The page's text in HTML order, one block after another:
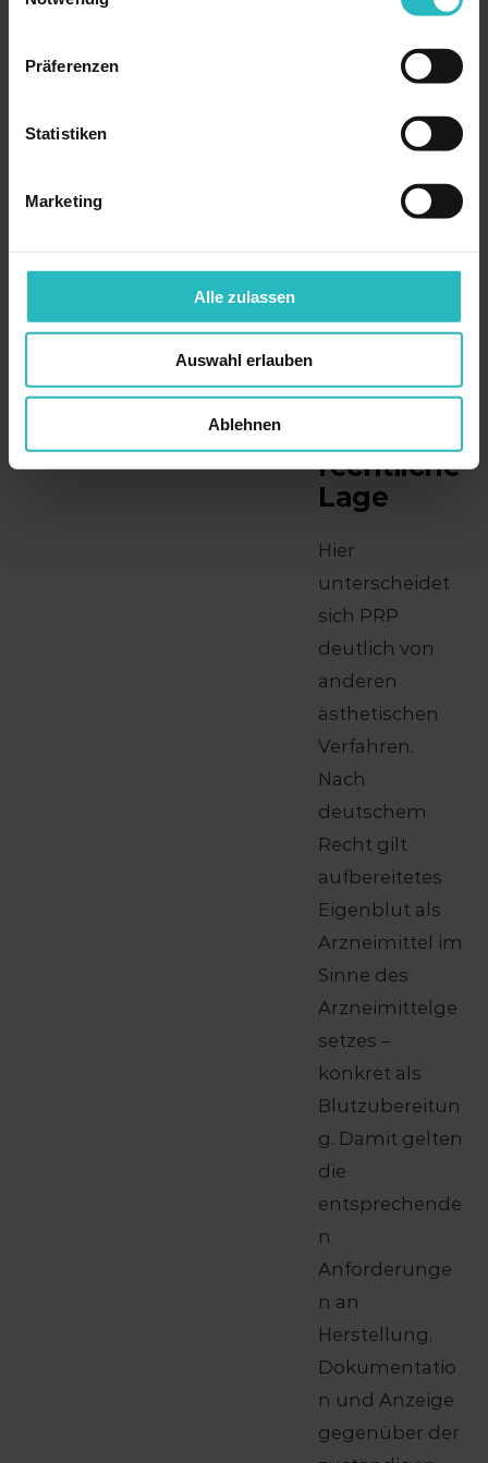
Präferenzen
Statistiken
Marketing
Alle zulassen
Auswahl erlauben
Ablehnen
Wer PRP
anbietet,
sollte sein
Protokoll
können.
Wer darf
durchfüh
rechtliche
Lage
Hier
unterscheidet
sich PRP
deutlich von
anderen
ästhetischen
Verfahren.
Nach
deutschem
Recht gilt
aufbereitetes
Eigenblut als
Arzneimittel im
Sinne des
Arzneimittelge
setzes –
konkret als
Blutzubereitun
g. Damit gelten
die
entsprechende
n
Anforderunge
n an
Herstellung,
Dokumentatio
n und Anzeige
gegenüber der